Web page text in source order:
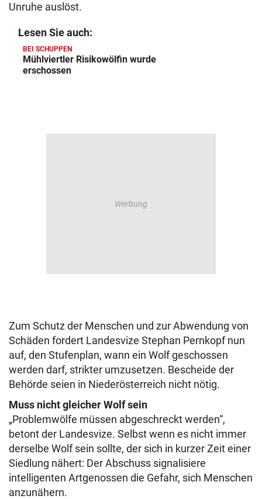
Unruhe auslöst.
Lesen Sie auch:
BEI SCHUPPEN
Mühlviertler Risikowölfin wurde
erschossen
Zum Schutz der Menschen und zur Abwendung von
Schäden fordert Landesvize Stephan Pernkopf nun
auf, den Stufenplan, wann ein Wolf geschossen
werden darf, strikter umzusetzen. Bescheide der
Behörde seien in Niederösterreich nicht nötig.
Muss nicht gleicher Wolf sein
„Problemwölfe müssen abgeschreckt werden“,
betont der Landesvize. Selbst wenn es nicht immer
derselbe Wolf sein sollte, der sich in kurzer Zeit einer
Siedlung nähert: Der Abschuss signalisiere
intelligenten Artgenossen die Gefahr, sich Menschen
anzunähern.